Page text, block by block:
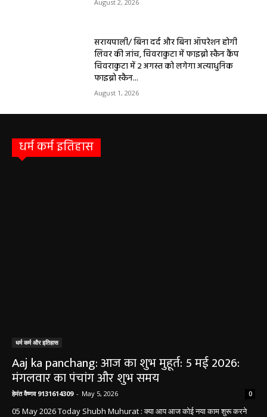
August 2, 2026
सरायपाली/ बिना दर्द और बिना ऑपरेशन होगी
लिवर की जांच, चिवराकुटा में फाइब्रो स्कैन कैंप
चिवराकुटा में 2 अगस्त को लगेगा अत्याधुनिक
फाइब्रो स्कैन...
August 1, 2026
धर्म कर्म इतिहास
धर्म कर्म और इतिहास
Aaj ka panchang: आज का शुभ मुहूर्त: 5 मई 2026:
मंगलवार का पंचांग और शुभ समय
हेमंत वैष्णव 9131614309 - May 5, 2026 0
05 May 2026 Today Shubh Muhurat : क्या आप आज कोई नया काम शुरू करने